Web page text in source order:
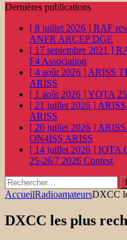
Dernières publications
[ 8 juillet 2026 ] RAF
ANFR ARCEP DGE
[ 17 septembre 2021 ]
F4 Association
[ 4 août 2026 ] ARISS
ARISS
[ 1 août 2026 ]YOTA
[ 21 juillet 2026 ] ARISS
ARISS
[ 20 juillet 2026 ] ARISS
ON4ISS ARISS
[ 14 juillet 2026 ] IOTA
25-26/7 2026 Contest
Rechercher :
AccueilRadioamateursDXCC
DXCC les plus